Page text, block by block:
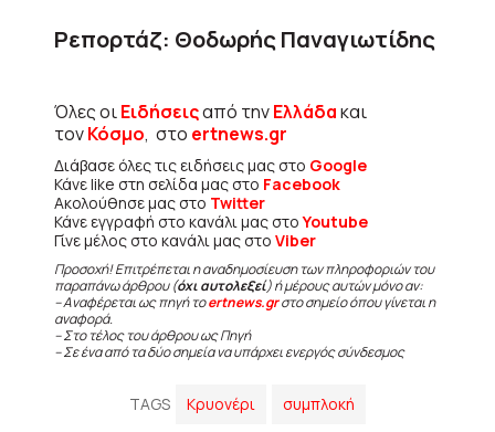
Ρεπορτάζ: Θοδωρής Παναγιωτίδης
Όλες οιΕιδήσειςαπό τηνΕλλάδακαι
τονΚόσμο, στο ertnews.gr
Διάβασε όλες τις ειδήσεις μας στο Google
Κάνε like στη σελίδα μας στο Facebook
Ακολούθησε μας στο Twitter
Κάνε εγγραφή στο κανάλι μας στοYoutube
Γίνε μέλος στο κανάλι μας στο Viber
Προσοχή! Επιτρέπεται η αναδημοσίευση των πληροφοριών του
παραπάνω άρθρου (όχι αυτολεξεί) ή μέρους αυτών μόνο αν:
– Αναφέρεται ως πηγή τοertnews.grστο σημείο όπου γίνεται η
αναφορά.
– Στο τέλος του άρθρου ως Πηγή
– Σε ένα από τα δύο σημεία να υπάρχει ενεργός σύνδεσμος
TAGS Κρυονέρι συμπλοκή